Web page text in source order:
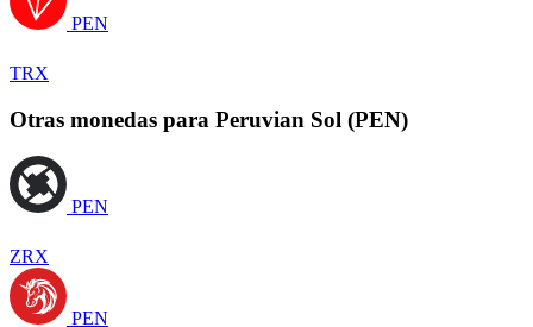
PEN
TRX
Otras monedas para Peruvian Sol (PEN)
PEN
ZRX
PEN